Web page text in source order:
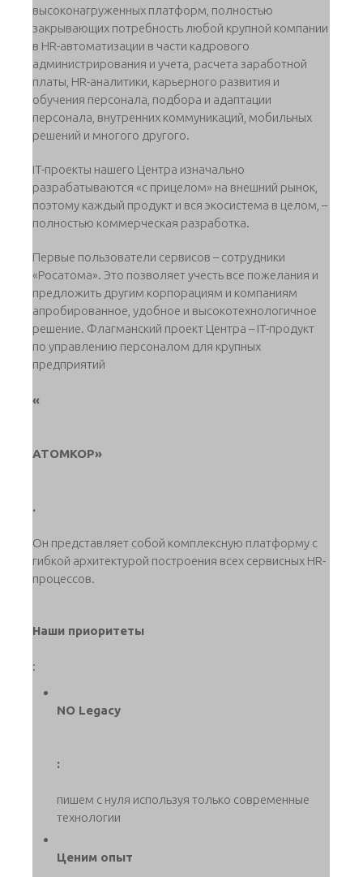
высоконагруженных платформ, полностью
закрывающих потребность любой крупной компании
в HR-автоматизации в части кадрового
администрирования и учета, расчета заработной
платы, HR-аналитики, карьерного развития и
обучения персонала, подбора и адаптации
персонала, внутренних коммуникаций, мобильных
решений и многого другого.
IT-проекты нашего Центра изначально
разрабатываются «с прицелом» на внешний рынок,
поэтому каждый продукт и вся экосистема в целом, –
полностью коммерческая разработка.
Первые пользователи сервисов – сотрудники
«Росатома». Это позволяет учесть все пожелания и
предложить другим корпорациям и компаниям
апробированное, удобное и высокотехнологичное
решение. Флагманский проект Центра – IT-продукт
по управлению персоналом для крупных
предприятий
«
АТОМКОР»
.
Он представляет собой комплексную платформу с
гибкой архитектурой построения всех сервисных HR-
процессов.
Наши приоритеты
:
NO Legacy
:
пишем с нуля используя только современные
технологии
Ценим опыт